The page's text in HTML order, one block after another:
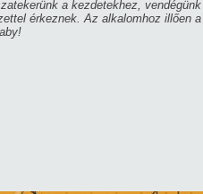
a kezdetekhez,
érkeznek. Az alkalomhoz illően